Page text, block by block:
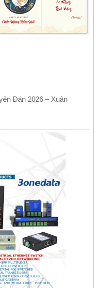
Đán 2026 – Xuân